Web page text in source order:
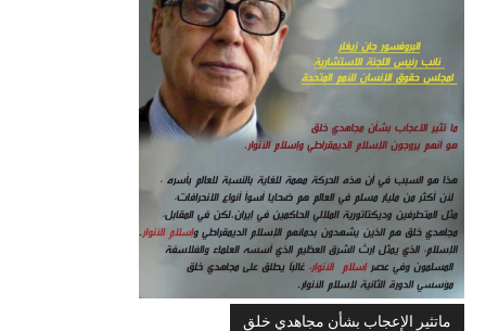
ماتثير الإعجاب بشأن مجاهدي خلق